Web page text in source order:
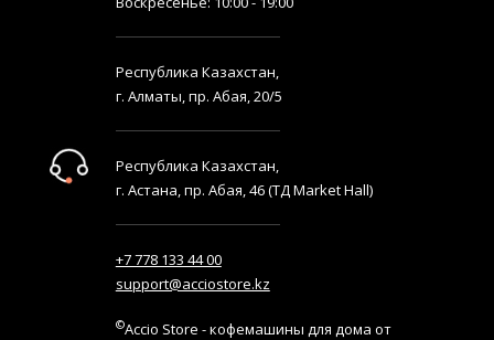
Республика Казахстан,
г. Алматы, пр. Абая, 20/5
Республика Казахстан,
г. Астана, пр. Абая, 46 (ТД Market Hall)
+7 778 133 44 00
support@acciostore.kz
©Accio Store - кофемашины для дома от